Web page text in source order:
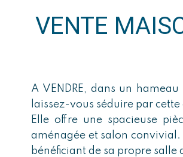
VENTE
A VENDRE, dans un
laissez-vous séduire par
Elle offre une spacieuse
aménagée et salon
bénéficiant de sa propre